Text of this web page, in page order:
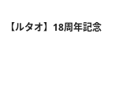
【ルタオ】18周年記念